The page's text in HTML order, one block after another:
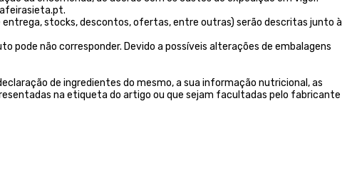
stocks, descontos, ofertas, entre outras) serão descritas junto à
não corresponder. Devido a possíveis alterações de embalagens
de ingredientes do mesmo, a sua informação nutricional, as
na etiqueta do artigo ou que sejam facultadas pelo fabricante